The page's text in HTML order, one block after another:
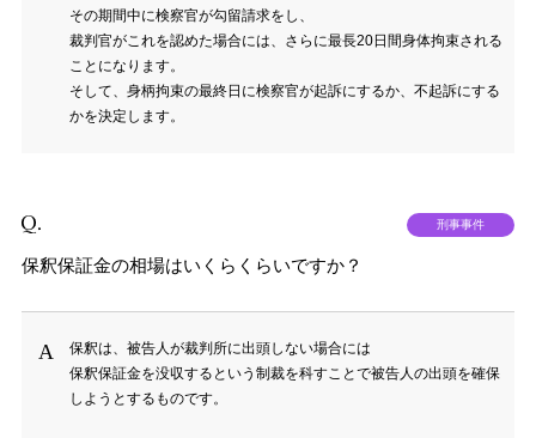
その期間中に検察官が勾留請求をし、
裁判官がこれを認めた場合には、さらに最長20日間身体拘束される
ことになります。
そして、身柄拘束の最終日に検察官が起訴にするか、不起訴にする
かを決定します。
刑事事件
保釈保証金の相場はいくらくらいですか？
保釈は、被告人が裁判所に出頭しない場合には
保釈保証金を没収するという制裁を科すことで被告人の出頭を確保
しようとするものです。